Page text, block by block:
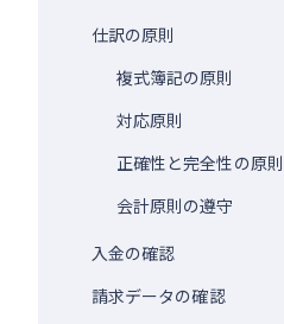
仕訳の原則
複式簿記の原則
対応原則
正確性と完全性の原則
会計原則の遵守
入金の確認
請求データの確認